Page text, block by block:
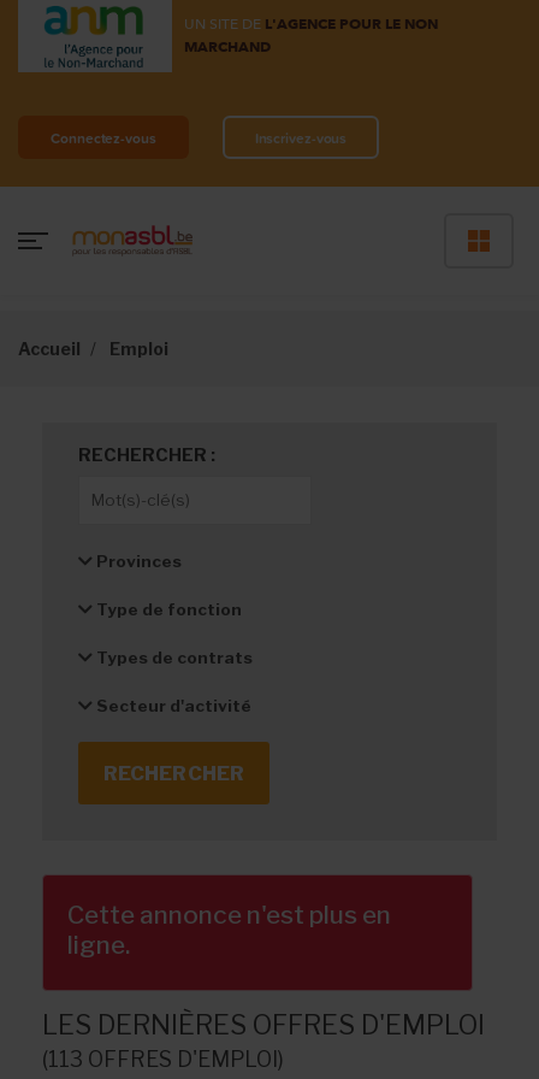
UN SITE DE L'AGENCE POUR LE NON
MARCHAND
Connectez-vous Inscrivez-vous
Accueil Emploi
RECHERCHER :
Provinces
Type de fonction
Types de contrats
Secteur d'activité
Cette annonce n'est plus en
ligne.
LES DERNIÈRES OFFRES D'EMPLOI
(113 OFFRES D'EMPLOI)